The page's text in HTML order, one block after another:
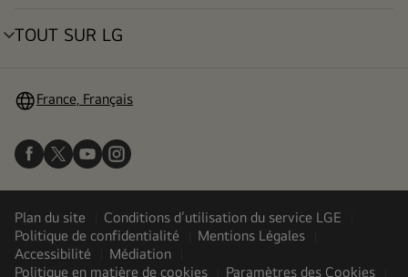
TOUT SUR LG
menu
France, Français
Plan du site
Conditions d’utilisation du service LGE
Politique de confidentialité
Mentions Légales
Accessibilité
Médiation
Politique en matière de cookies
Paramètres des Cookies